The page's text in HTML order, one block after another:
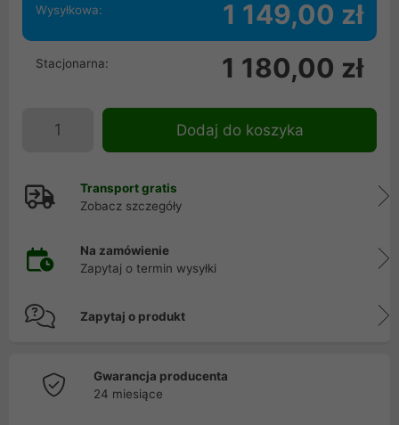
Wysyłkowa: 1 149,00 zł
Stacjonarna: 1 180,00 zł
Dodaj do koszyka
Transport gratis
Zobacz szczegóły
Na zamówienie
Zapytaj o termin wysyłki
Zapytaj o produkt
Gwarancja producenta
24 miesiące